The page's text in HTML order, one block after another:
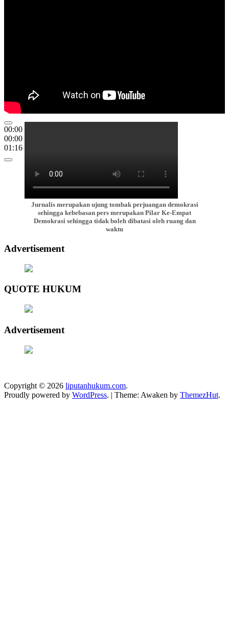
00:00
00:00
01:16
Jurnalis merupakan ujung tombak perjuangan demokrasi
sehingga kebebasan pers merupakan Pilar Ke-Empat
Demokrasi sehingga tidak boleh dibatasi oleh ruang dan
waktu
Advertisement
QUOTE HUKUM
Advertisement
Copyright © 2026 liputanhukum.com.
Proudly powered by WordPress. | Theme: Awaken by ThemezHut.